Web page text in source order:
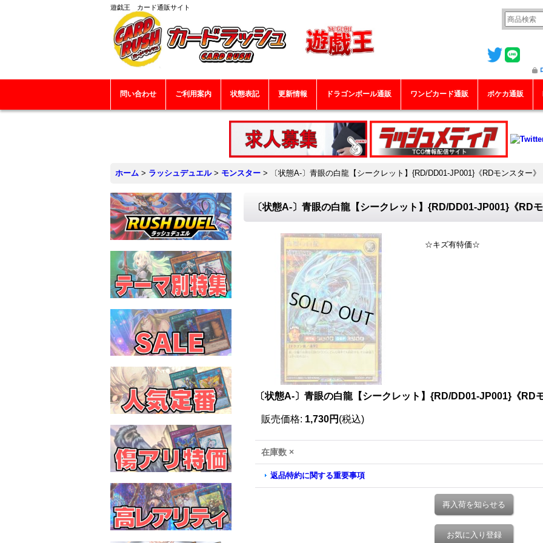
遊戯王 カード通販サイト
問い合わせ ご利用案内 状態表記 更新情報 ドラゴンボール通販 ワンピカード通販 ポケカ通販
ホーム > ラッシュデュエル > モンスター > 〔状態A-〕青眼の白龍【シークレット】{RD/DD01-JP001}《RDモンスター》
〔状態A-〕青眼の白龍【シークレット】{RD/DD01-JP001}《RDモ
☆キズ有特価☆
〔状態A-〕青眼の白龍【シークレット】{RD/DD01-JP001}《RD
販売価格: 1,730円 (税込)
在庫数 ×
返品特約に関する重要事項
再入荷を知らせる
お気に入り登録